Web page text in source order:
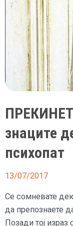
знаците
психопат
13/07/2017
Се сомневате
да препознаете
Позади тој